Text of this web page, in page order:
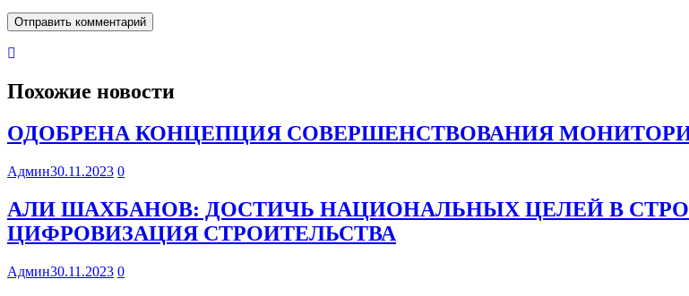
Похожие новости
ОДОБРЕНА КОНЦЕПЦИЯ СОВЕРШЕНСТВОВАНИЯ
Админ30.11.2023 0
АЛИ ШАХБАНОВ: ДОСТИЧЬ НАЦИОНАЛЬНЫХ ЦЕЛЕЙ В
ЦИФРОВИЗАЦИЯ СТРОИТЕЛЬСТВА
Админ30.11.2023 0